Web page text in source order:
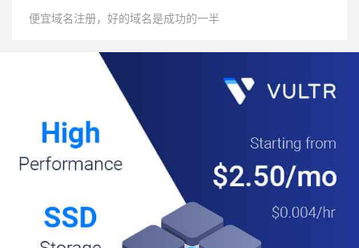
便宜域名注册，好的域名是成功的一半